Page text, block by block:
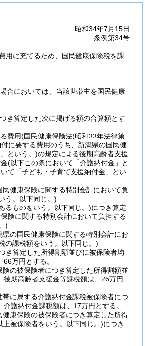
昭和34年7月15日
条例第34号
用に充てるため、国民健康保険税を課
合においては、当該世帯主を国民健康
き算定した次に掲げる額の合算額とす
費用(国民健康保険法(昭和33年法律第
付に要する費用のうち、新潟県の国民健
という。)の規定による後期高齢者支援
(以下この条において「介護納付金」と
て「子ども・子育て支援納付金」とい
民健康保険に関する特別会計において負
う。以下同じ。)
るものをいう。以下同じ。)につき算定
険に関する特別会計において負担する
)
県の国民健康保険に関する特別会計にお
の課税額をいう。以下同じ。)
き算定した所得割額並びに被保険者均
万円とする。
の被保険者につき算定した所得割額並
期高齢者支援金等課税額は、26万円
帯に属する介護納付金課税被保険者につ
護納付金課税額は、17万円とする。
健康保険の被保険者につき算定した所得
被保険者をいう。以下同じ。)につき